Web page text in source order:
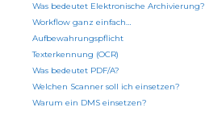
Was bedeutet Elektronische Archivierung?
Workflow ganz einfach…
Aufbewahrungspflicht
Texterkennung (OCR)
Was bedeutet PDF/A?
Welchen Scanner soll ich einsetzen?
Warum ein DMS einsetzen?